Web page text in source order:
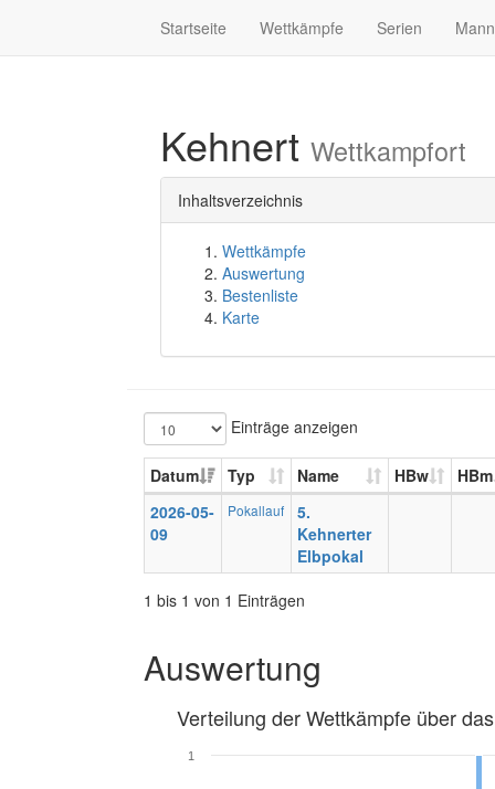
Startseite Wettkämpfe Serien
Kehnert Wettkampfort
Inhaltsverzeichnis
Wettkämpfe
Auswertung
Bestenliste
Karte
Einträge anzeigen
Datum Typ Name HBw
HBm
2026-05-
09
Pokallauf
5.
Kehnerter
Elbpokal
1 bis 1 von 1 Einträgen
Auswertung
Verteilung der Wettkämpfe über
1